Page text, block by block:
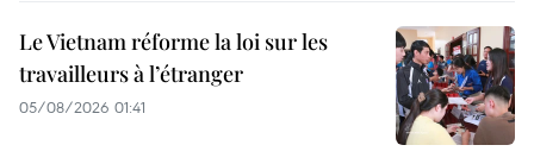
Le Vietnam réforme la loi sur les
travailleurs à l’étranger
05/08/2026 01:41